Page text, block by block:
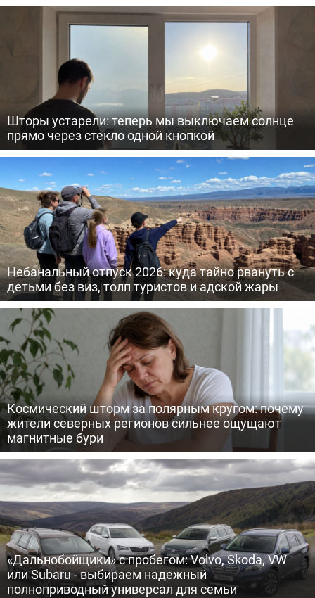
Шторы устарели: теперь мы выключаем солнце
прямо через стекло одной кнопкой
Небанальный отпуск 2026: куда тайно рвануть с
детьми без виз, толп туристов и адской жары
Космический шторм за полярным кругом: почему
жители северных регионов сильнее ощущают
магнитные бури
«Дальнобойщики» с пробегом: Volvo, Skoda, VW
или Subaru - выбираем надежный
полноприводный универсал для семьи